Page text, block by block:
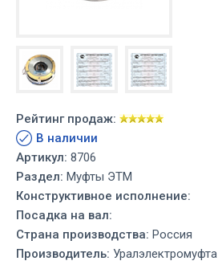
Рейтинг продаж:
В наличии
Артикул: 8706
Раздел: Муфты ЭТМ
Конструктивное исполнение:
Посадка на вал:
Страна производства: Россия
Производитель: Уралэлектромуфта